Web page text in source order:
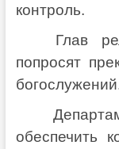
контроль.
Глав
попросят
обеспечить